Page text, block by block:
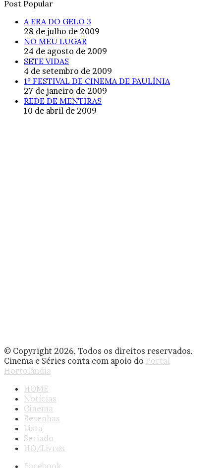
Post Popular
A ERA DO GELO 3
28 de julho de 2009
NO MEU LUGAR
24 de agosto de 2009
SETE VIDAS
4 de setembro de 2009
1º FESTIVAL DE CINEMA DE PAULÍNIA
27 de janeiro de 2009
REDE DE MENTIRAS
10 de abril de 2009
© Copyright 2026, Todos os direitos reservados.
Cinema e Séries conta com apoio do Portal
Hortolândia
HOME
Notícias
Cinema
Resenhas
Lista
Seriado
HQ/Livros